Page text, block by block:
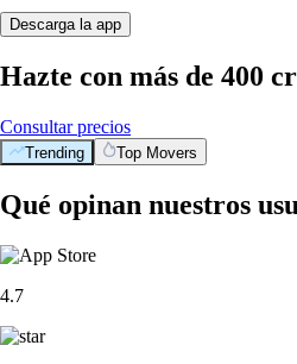
Descarga la app
Hazte con más de 400
Consultar precios
Trending Top Movers
Qué opinan nuestros
4.7